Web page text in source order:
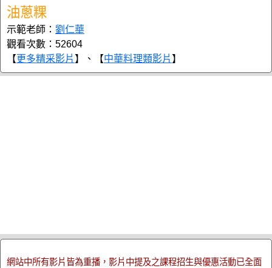
油蔥粿
示範老師： 劉仁華
觀看次數：52604
【更多精采影片 】、【中華料理類影片 】
網站中所有影片皆為重播，影片中提及之課程招生與優惠活動已全面